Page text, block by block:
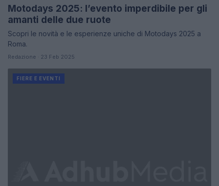
Motodays 2025: l’evento imperdibile per gli
amanti delle due ruote
Scopri le novità e le esperienze uniche di Motodays 2025 a
Roma.
Redazione · 23 Feb 2025
FIERE E EVENTI